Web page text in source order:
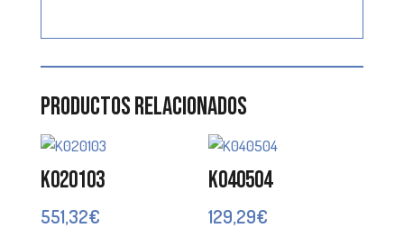
Productos relacionados
K020103
551,32€
K040504
129,29€